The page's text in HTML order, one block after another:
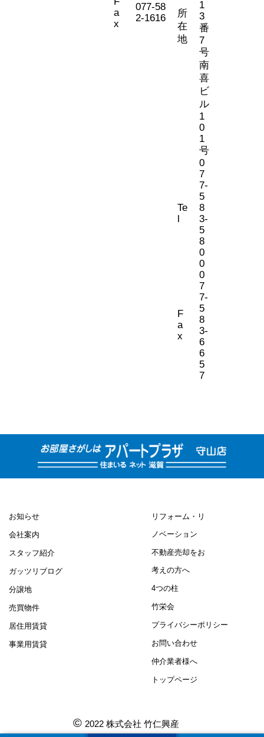
a
x
077-58
2-1616
所
在
地
1
3
番
7
号
南
喜
ビ
ル
1
0
1
号
Te
l
0
7
7-
5
8
3-
5
8
0
0
F
a
x
0
7
7-
5
8
3-
6
6
5
7
お知らせ
会社案内
スタッフ紹介
ガッツリブログ
分譲地
売買物件
居住用賃貸
事業用賃貸
リフォーム・リ
ノベーション
不動産売却をお
考えの方へ
4つの柱
竹栄会
プライバシーポリシー
お問い合わせ
仲介業者様へ
トップページ
© 2022 株式会社 竹仁興産